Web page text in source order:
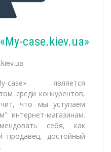
case.kiev.ua»
case» является
среди конкурентов,
что мы уступаем
интернет-магазинам.
себя, как
продавец, достойный